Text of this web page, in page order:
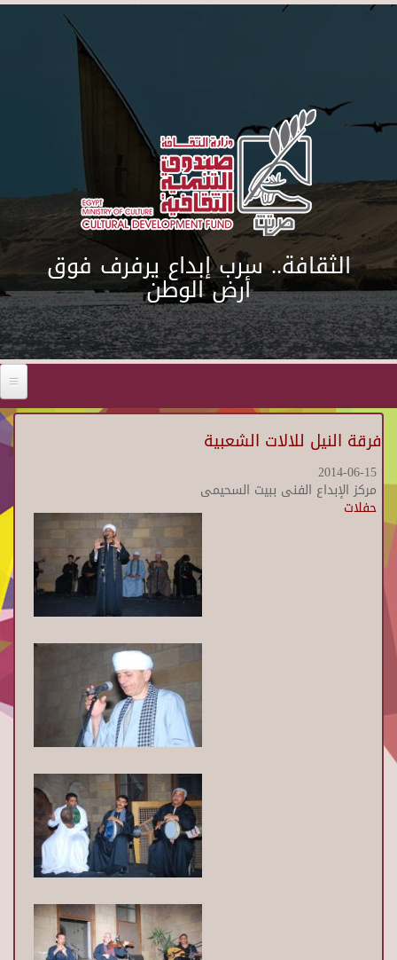
Skip to main content
الثقافة.. سرب إبداع يرفرف فوق
أرض الوطن
فرقة النيل للالات الشعبية
2014-06-15
مركز الإبداع الفنى ببيت السحيمى
حفلات